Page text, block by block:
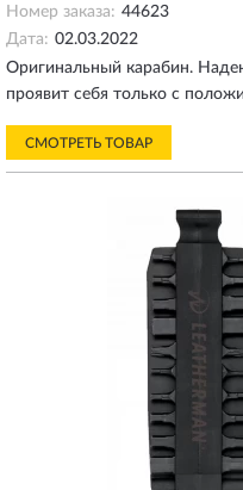
Номер заказа: 44623
Дата: 02.03.2022
Оригинальный карабин.
проявит себя только с
СМОТРЕТЬ ТОВАР